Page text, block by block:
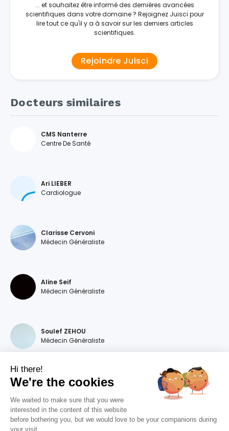
... et souhaitez être informé des dernières avancées
scientifiques dans votre domaine ? Rejoignez Juisci pour
lire tout ce qu'il y a à savoir sur les derniers articles
scientifiques.
Rejoindre Juisci
Docteurs similaires
CMS Nanterre
Centre De Santé
Ari LIEBER
Cardiologue
Clarisse Cervoni
Médecin Généraliste
Aline Seif
Médecin Généraliste
Soulef ZEHOU
Médecin Généraliste
Magdalena DEVILLERS
Hi there!
We're the cookies
We waited to make sure that you were
interested in the content of this website
before bothering you, but we would love to be your companions during
your visit...